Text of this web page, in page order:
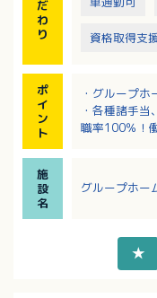
だ
わ
り
資格取得支
ポ
イ
ン
ト
・グループ
・各種諸手
職率100％！
・慣れるまで
す。未経験の
施
設
名
グループホー
★